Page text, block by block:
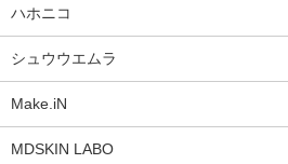
ハホニコ
シュウウエムラ
Make.iN
MDSKIN LABO